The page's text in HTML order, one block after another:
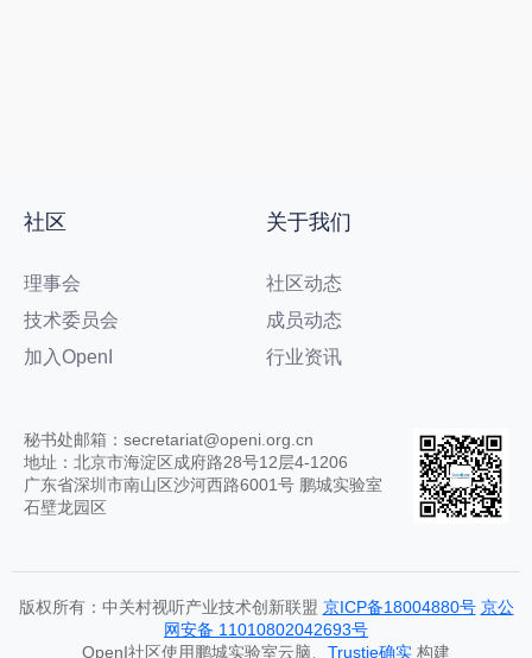
社区
理事会
技术委员会
加入OpenI
关于我们
社区动态
成员动态
行业资讯
秘书处邮箱：secretariat@openi.org.cn
地址：北京市海淀区成府路28号12层4-1206
广东省深圳市南山区沙河西路6001号 鹏城实验室
石壁龙园区
版权所有：中关村视听产业技术创新联盟 京ICP备18004880号 京公
网安备 11010802042693号
OpenI社区使用鹏城实验室云脑、 Trustie确实 构建